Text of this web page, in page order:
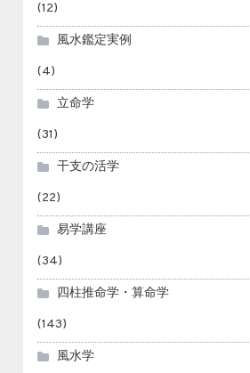
(12)
風水鑑定実例
(4)
立命学
(31)
干支の活学
(22)
易学講座
(34)
四柱推命学・算命学
(143)
風水学